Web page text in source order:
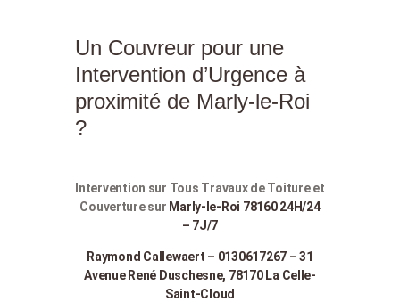
Un Couvreur pour une
Intervention d’Urgence à
proximité de Marly-le-Roi
?
Intervention sur Tous Travaux de Toiture et
Couverture sur Marly-le-Roi 78160 24H/24
– 7J/7
Raymond Callewaert – 0130617267 – 31
Avenue René Duschesne, 78170 La Celle-
Saint-Cloud